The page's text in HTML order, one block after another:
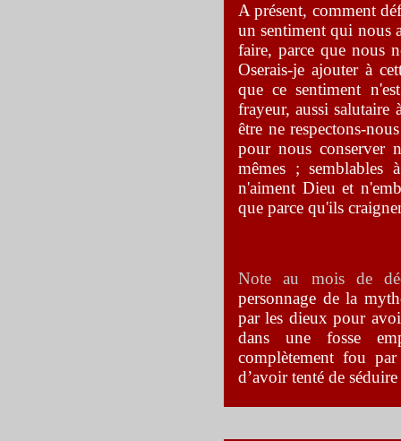
A présent, comment
un sentiment qui nous
faire, parce que nous
Oserais-je ajouter à
que ce sentiment
frayeur, aussi
être ne respectons-
pour nous conserver
mêmes ; semblables
n'aiment Dieu et
que parce qu'ils
Note au mois de
personnage de la
par les dieux pour
dans une fosse
complètement fou
d’avoir tenté de